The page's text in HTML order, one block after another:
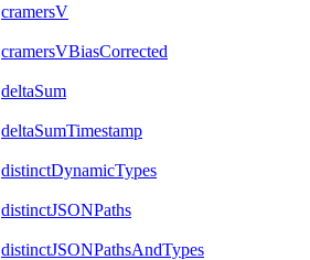
cramersV
cramersVBiasCorrected
deltaSum
deltaSumTimestamp
distinctDynamicTypes
distinctJSONPaths
distinctJSONPathsAndTypes